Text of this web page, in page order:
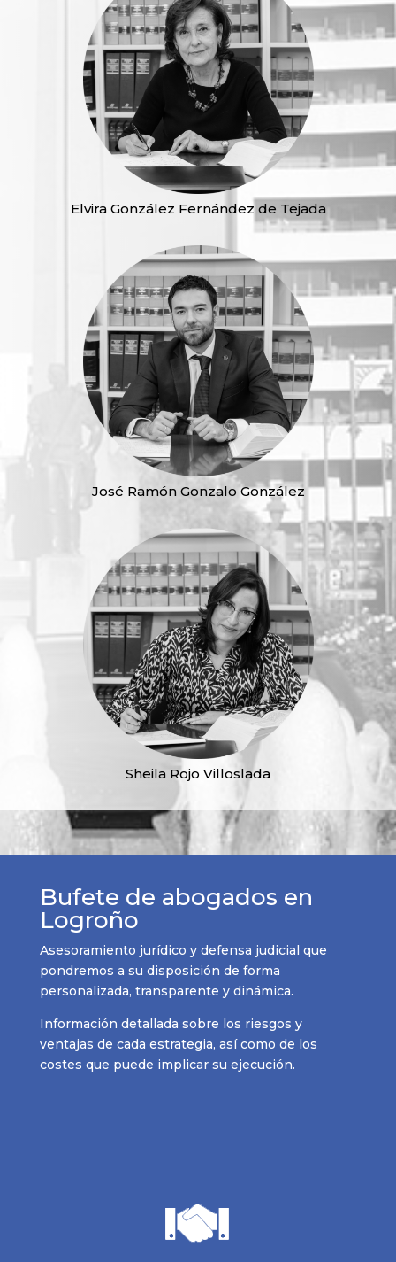
Elvira González Fernández de Tejada
José Ramón Gonzalo González
Sheila Rojo Villoslada
Bufete de abogados en
Logroño
Asesoramiento jurídico y defensa judicial que
pondremos a su disposición de forma
personalizada, transparente y dinámica.
Información detallada sobre los riesgos y
ventajas de cada estrategia, así como de los
costes que puede implicar su ejecución.